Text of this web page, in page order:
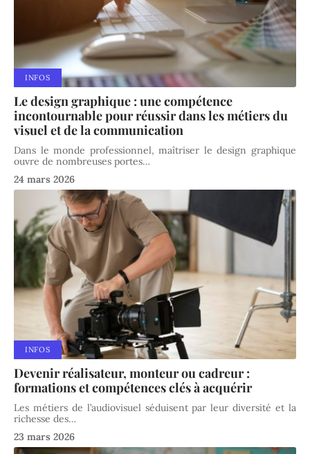
INFOS
Le design graphique : une compétence
incontournable pour réussir dans les métiers du
visuel et de la communication
Dans le monde professionnel, maîtriser le design graphique
ouvre de nombreuses portes…
24 mars 2026
INFOS
Devenir réalisateur, monteur ou cadreur :
formations et compétences clés à acquérir
Les métiers de l’audiovisuel séduisent par leur diversité et la
richesse des…
23 mars 2026